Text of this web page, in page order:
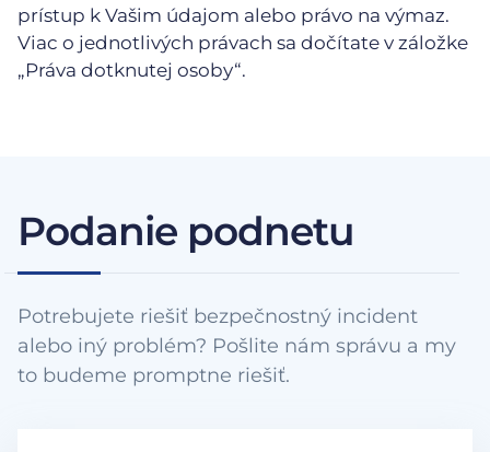
prístup k Vašim údajom alebo právo na výmaz.
Viac o jednotlivých právach sa dočítate v záložke
„Práva dotknutej osoby“.
Podanie podnetu
Potrebujete riešiť bezpečnostný incident
alebo iný problém? Pošlite nám správu a my
to budeme promptne riešiť.